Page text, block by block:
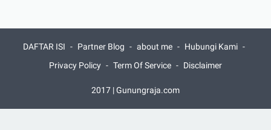
DAFTAR ISI Partner Blog about me
Hubungi Kami
Privacy Policy
Term Of Service Disclaimer
2017 | Gunungraja.com